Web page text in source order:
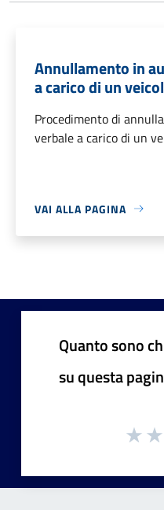
Annullamento in
a carico di un
Procedimento di
verbale a carico di un
VAI ALLA PAGINA
Quanto sono
su questa